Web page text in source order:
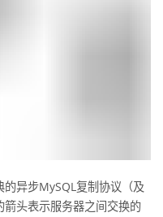
异步MySQL复制协议（及
头表示服务器之间交换的